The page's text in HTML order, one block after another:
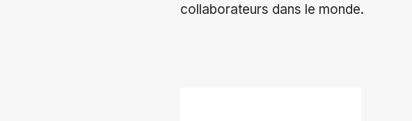
collaborateurs dans le monde.